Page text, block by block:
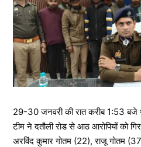
29-30 जनवरी की रात करीब 1:53 बजे
टीम ने दतौली रोड से आठ आरोपियों को
अरविंद कुमार गोतम (22), राजू गोतम